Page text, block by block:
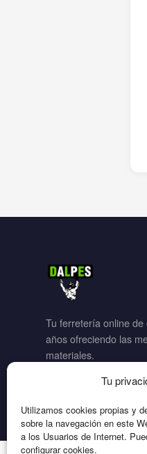
Tu
Utilizamos cookies propias y
sobre la navegación en este
a los Usuarios de Internet.
configurar cookies.
Tu ferretería online
años ofreciendo las
materiales.